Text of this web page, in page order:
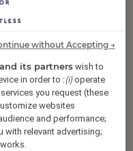
na stanowisko
gotowania i
będzie
kulinarne
its partnerswish to
in order to :(i)operate
you request (these
websites
and performance;
relevant advertising;
without Accepting →